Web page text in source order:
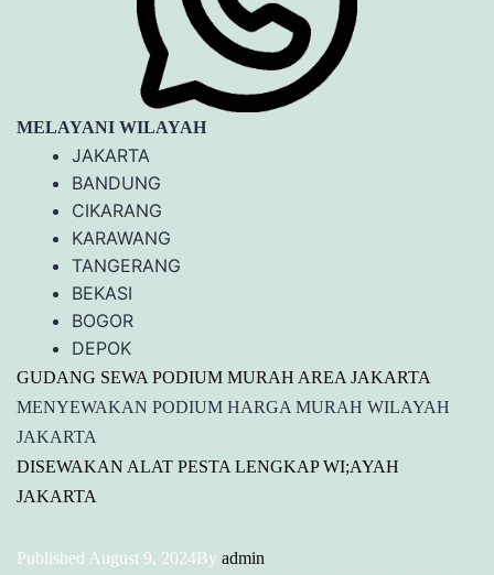
MELAYANI WILAYAH
JAKARTA
BANDUNG
CIKARANG
KARAWANG
TANGERANG
BEKASI
BOGOR
DEPOK
GUDANG SEWA PODIUM MURAH AREA JAKARTA
MENYEWAKAN PODIUM HARGA MURAH WILAYAH
JAKARTA
DISEWAKAN ALAT PESTA LENGKAP WI;AYAH
JAKARTA
Published August 9, 2024By admin